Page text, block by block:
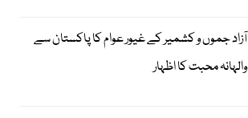
آزاد جموں و کشمیر کے غیور عوام کا پاکستان سے
والہانہ محبت کا اظہار